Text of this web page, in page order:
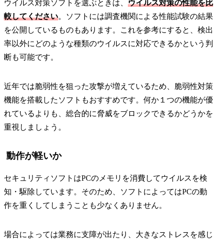
ウイルス対策ソフトを選ぶときは、 ウイルス対策の性能を比
較してください。ソフトには調査機関による性能試験の結果
を公開しているものもあります。これを参考にすると、検出
率以外にどのような種類のウイルスに対応できるかという判
断も可能です。
近年では脆弱性を狙った攻撃が増えているため、脆弱性対策
機能を搭載したソフトもおすすめです。何か１つの機能が優
れているよりも、総合的に脅威をブロックできるかどうかを
重視しましょう。
動作が軽いか
セキュリティソフトはPCのメモリを消費してウイルスを検
知・駆除しています。そのため、ソフトによってはPCの動
作を重くしてしまうことも少なくありません。
場合によっては業務に支障が出たり、大きなストレスを感じ